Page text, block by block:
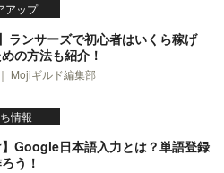
アップ
ランサーズで初心者はいくら稼げ
の方法も紹介！
Mojiギルド編集部
情報
】Google日本語入力とは？単語登録
う！